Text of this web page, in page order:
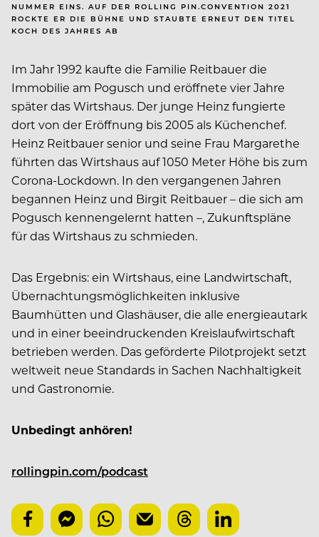
NUMMER EINS. AUF DER ROLLING PIN.CONVENTION 2021
ROCKTE ER DIE BÜHNE UND STAUBTE ERNEUT DEN TITEL
KOCH DES JAHRES AB
Im Jahr 1992 kaufte die Familie Reitbauer die
Immobilie am Pogusch und eröffnete vier Jahre
später das Wirtshaus. Der junge Heinz fungierte
dort von der Eröffnung bis 2005 als Küchenchef.
Heinz Reitbauer senior und seine Frau Margarethe
führten das Wirtshaus auf 1050 Meter Höhe bis zum
Corona-Lockdown. In den vergangenen Jahren
begannen Heinz und Birgit Reitbauer – die sich am
Pogusch kennengelernt hatten –, Zukunftspläne
für das Wirtshaus zu schmieden.
Das Ergebnis: ein Wirtshaus, eine Landwirtschaft,
Übernachtungsmöglichkeiten inklusive
Baumhütten und Glashäuser, die alle energieautark
und in einer beeindruckenden Kreislaufwirtschaft
betrieben werden. Das geförderte Pilotprojekt setzt
weltweit neue Standards in Sachen Nachhaltigkeit
und Gastronomie.
Unbedingt anhören!
rollingpin.com/podcast